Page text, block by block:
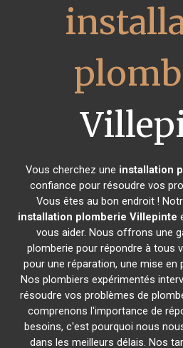
Vous cherchez une installation
confiance pour résoudre vos
Vous êtes au bon endroit !
installation plomberie Villepinte
vous aider. Nous offrons une
plomberie pour répondre à tous
pour une réparation, une mise en
Nos plombiers expérimentés
résoudre vos problèmes de
comprenons l'importance de
besoins, c'est pourquoi nous
dans les meilleurs délais. Nos